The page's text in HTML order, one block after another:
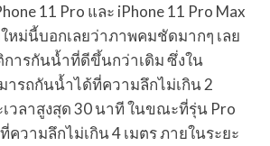
11 Pro และ iPhone 11 Pro Max
หม่นี้บอกเลยว่าภาพคมชัดมากๆ เลย
ารกันน้ำที่ดีขึ้นกว่าเดิม ซึ่งใน
ารถกันน้ำได้ที่ความลึกไม่เกิน 2
เวลาสูงสุด 30 นาที ในขณะที่รุ่น Pro
วามลึกไม่เกิน 4 เมตร ภายในระยะ